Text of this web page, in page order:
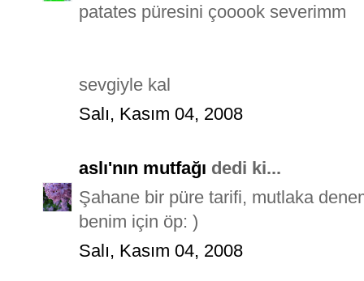
patates püresini çooook severimm
sevgiyle kal
Salı, Kasım 04, 2008
aslı'nın mutfağı dedi ki...
Şahane bir püre tarifi, mutlaka
benim için öp: )
Salı, Kasım 04, 2008